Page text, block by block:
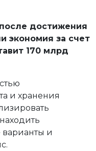
достижения
экономия за счет
170 млрд
и хранения
и